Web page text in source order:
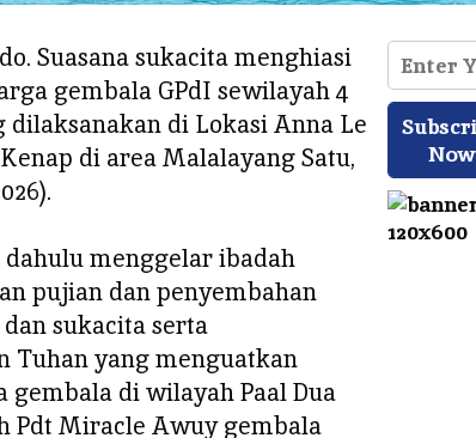
Suasana sukacita menghiasi
gembala GPdI sewilayah 4
dilaksanakan di Lokasi Anna Le
di area Malalayang Satu,
menggelar ibadah
pujian dan penyembahan
sukacita serta
Tuhan yang menguatkan
gembala di wilayah Paal Dua
Pdt Miracle Awuy gembala